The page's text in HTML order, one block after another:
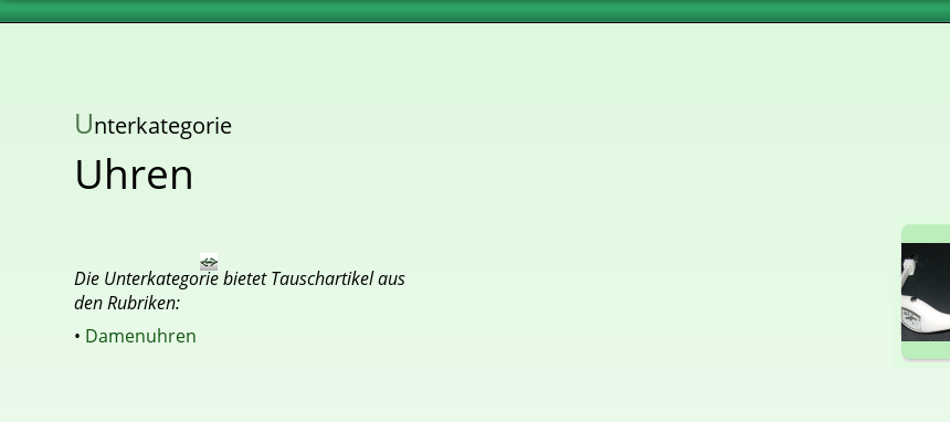
Unterkategorie
Uhren
Die Unterkategorie bietet Tauschartikel aus
den Rubriken:
• Damenuhren